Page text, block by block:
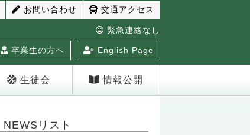
交通アクセス
お問い合わせ
緊急連絡なし
卒業生の方へ English Page
生徒会 情報公開
NEWSリスト